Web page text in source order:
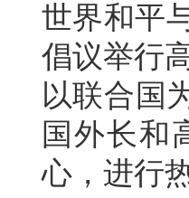
世界和平
倡议举行
以联合国
国外长和
心，进行